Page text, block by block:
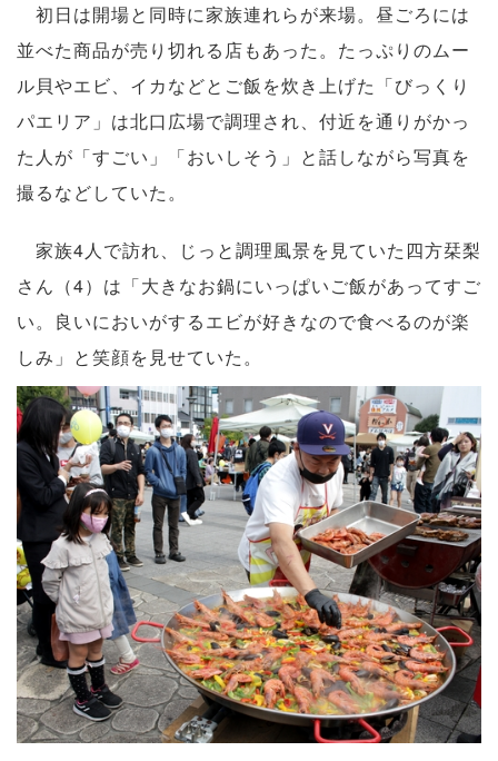
初日は開場と同時に家族連れらが来場。昼ごろには
並べた商品が売り切れる店もあった。たっぷりのムー
ル貝やエビ、イカなどとご飯を炊き上げた「びっくり
パエリア」は北口広場で調理され、付近を通りがかっ
た人が「すごい」「おいしそう」と話しながら写真を
撮るなどしていた。
家族4人で訪れ、じっと調理風景を見ていた四方栞梨
さん（4）は「大きなお鍋にいっぱいご飯があってすご
い。良いにおいがするエビが好きなので食べるのが楽
しみ」と笑顔を見せていた。